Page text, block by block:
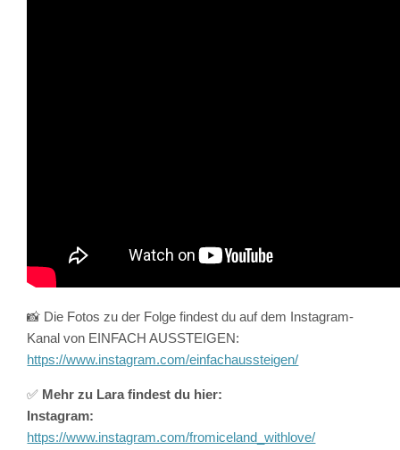
📸 Die Fotos zu der Folge findest du auf dem Instagram-
Kanal von EINFACH AUSSTEIGEN:
https://www.instagram.com/einfachaussteigen/
✅ Mehr zu Lara findest du hier:
Instagram:
https://www.instagram.com/fromiceland_withlove/